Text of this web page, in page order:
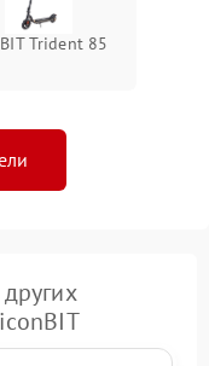
Trident 85